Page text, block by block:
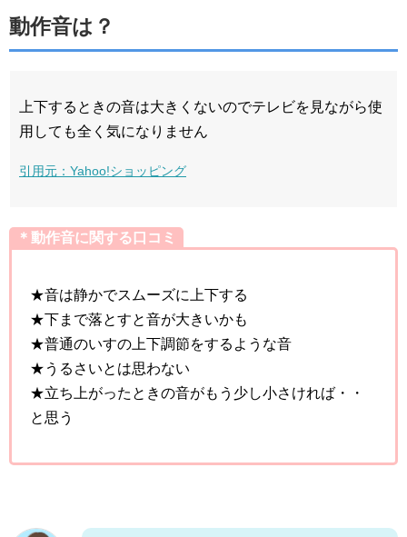
動作音は？
上下するときの音は大きくないのでテレビを見ながら使
用しても全く気になりません
引用元：Yahoo!ショッピング
＊動作音に関する口コミ
★音は静かでスムーズに上下する
★下まで落とすと音が大きいかも
★普通のいすの上下調節をするような音
★うるさいとは思わない
★立ち上がったときの音がもう少し小さければ・・
と思う